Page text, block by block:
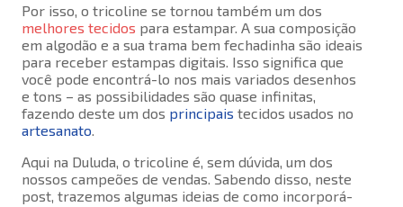
Por isso, o tricoline se tornou também um dos
melhores tecidos para estampar. A sua composição
em algodão e a sua trama bem fechadinha são ideais
para receber estampas digitais. Isso significa que
você pode encontrá-lo nos mais variados desenhos
e tons – as possibilidades são quase infinitas,
fazendo deste um dos principais tecidos usados no
artesanato.
Aqui na Duluda, o tricoline é, sem dúvida, um dos
nossos campeões de vendas. Sabendo disso, neste
post, trazemos algumas ideias de como incorporá-